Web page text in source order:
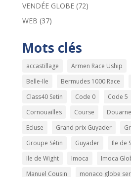
VENDÉE GLOBE(72)
WEB (37)
Mots clés
accastillage Armen Race Uship
Belle-Ile
Bermudes 1000 Race
Class40 Setin
Code 0 Code 5
Cornouailles
Course
Ecluse
Grand prix Guyader
Groupe Sétin
Guyader
Ile de
Ile de Wight
Imoca Imoca
Manuel Cousin
monaco globe